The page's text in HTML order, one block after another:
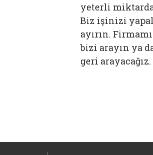
yeterli
Biz işinizi
ayırın.
bizi arayın ya
geri arayacağız.